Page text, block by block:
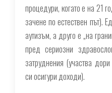
процедури, когато е на 21
зачене по естествен път).
аутизъм, а друго е „на
пред сериозни
затруднения (участва
си осигури доходи).